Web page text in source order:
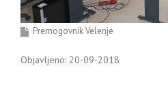
Premogovnik Velenje
Objavljeno: 20-09-2018